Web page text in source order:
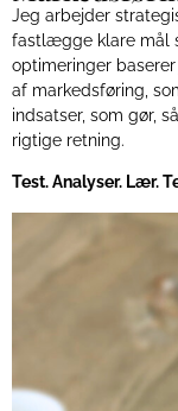
Jeg arbejder
fastlægge klare mål
optimeringer
af markedsføring,
indsatser, som gør,
rigtige retning.
Test. Analyser. Lær.